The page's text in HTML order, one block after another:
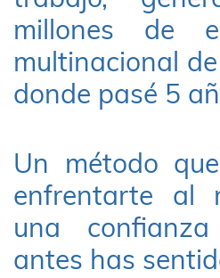
millones de
multinacional de
donde pasé 5
Un método
enfrentarte al
una
antes has